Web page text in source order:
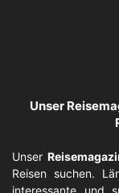
Unser
Unser
Reisen suchen.
interessante und